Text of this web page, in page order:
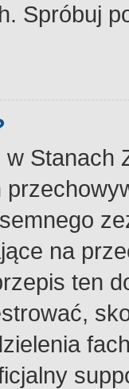
Spróbuj
Stanach
na
ten